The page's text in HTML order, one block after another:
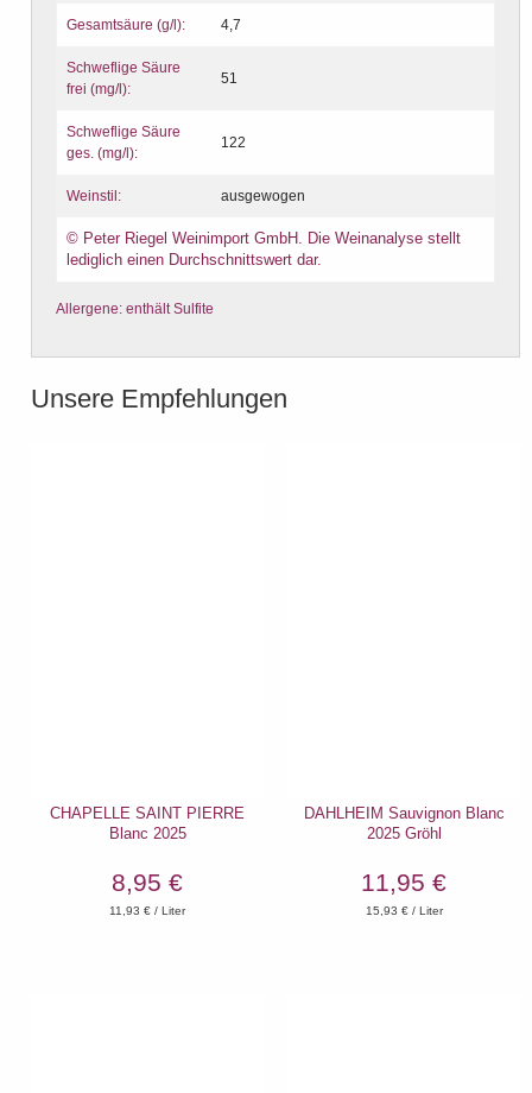
Gesamtsäure (g/l): 4,7
Schweflige Säure
frei (mg/l):
51
Schweflige Säure
ges. (mg/l):
122
Weinstil: ausgewogen
© Peter Riegel Weinimport GmbH. Die Weinanalyse stellt
lediglich einen Durchschnittswert dar.
Allergene: enthält Sulfite
Unsere Empfehlungen
CHAPELLE SAINT PIERRE
Blanc 2025
8,95 €
11,93 € / Liter
DAHLHEIM Sauvignon Blanc
2025 Gröhl
11,95 €
15,93 € / Liter